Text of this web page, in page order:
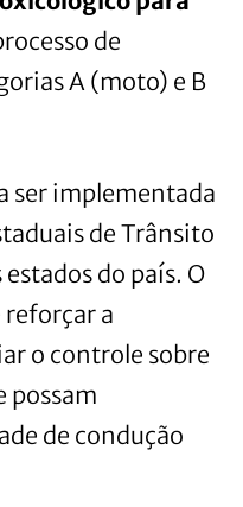
de
A (moto) e B
ser implementada
de Trânsito
do país. O
reforçar a
o controle sobre
possam
de condução